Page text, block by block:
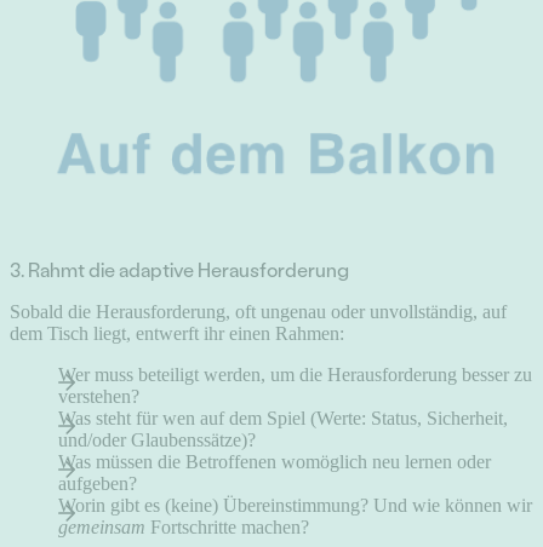
3. Rahmt die adaptive Herausforderung
Sobald die Herausforderung, oft ungenau oder unvollständig, auf
dem Tisch liegt, entwerft ihr einen Rahmen:
Wer muss beteiligt werden, um die Herausforderung besser zu
verstehen?
Was steht für wen auf dem Spiel (Werte: Status, Sicherheit,
und/oder Glaubenssätze)?
Was müssen die Betroffenen womöglich neu lernen oder
aufgeben?
Worin gibt es (keine) Übereinstimmung? Und wie können wir
gemeinsam Fortschritte machen?